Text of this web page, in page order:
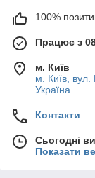
100%
Працює з
м. Київ
м. Київ, вул.
Україна
Контакти
Сьогодні
Показати